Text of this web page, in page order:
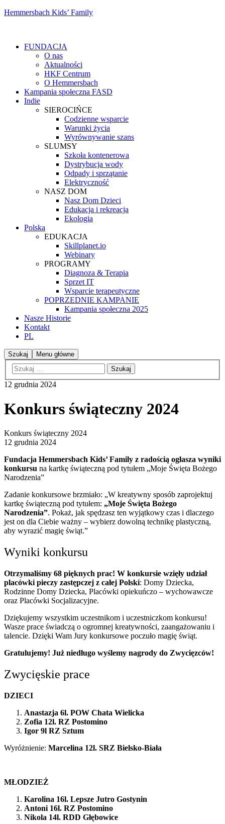
Hemmersbach Kids’ Family
FUNDACJA
O nas
Aktualności
HKF Centrum
O Hemmersbach
Kampania społeczna FASD
Indie
SIEROCIŃCE
Codzienne wsparcie
Warunki życia
Wyrównywanie szans
SLUMSY
Szkoła kontenerowa
Dystrybucja wody
Odpady i sprzątanie
Elektryczność
NASZ DOM
Nasz Dom Dzieci
Edukacja i rekreacja
Ekologia
Polska
EDUKACJA
Skillplanet.io
Webinary
PROGRAMY
Diagnoza & Terapia
Sprzet IT
Wsparcie terapeutyczne
POPRZEDNIE KAMPANIE
Kampania społeczna 2025
Nasze Historie
Kontakt
PL
Szukaj Menu główne
12 grudnia 2024
Konkurs świąteczny 2024
Konkurs świąteczny 2024
12 grudnia 2024
Fundacja Hemmersbach Kids’ Family z radością ogłasza wyniki
konkursu na kartkę świąteczną pod tytułem „Moje Święta Bożego
Narodzenia”
Zadanie konkursowe brzmiało: „W kreatywny sposób zaprojektuj
kartkę świąteczną pod tytułem: „Moje Święta Bożego
Narodzenia”. Pokaż, jak spędzasz ten wyjątkowy czas i dlaczego
jest on dla Ciebie ważny – wybierz dowolną technikę plastyczną,
aby wyrazić magię świąt.”
Wyniki konkursu
Otrzymaliśmy 68 pięknych prac! W konkursie wzięły udział
placówki pieczy zastępczej z całej Polski: Domy Dziecka,
Rodzinne Domy Dziecka, Placówki opiekuńczo – wychowawcze
oraz Placówki Socjalizacyjne.
Dziękujemy wszystkim uczestnikom i uczestniczkom konkursu!
Wasze prace świadczą o ogromnej kreatywności, zaangażowaniu i
talencie. Dzięki Wam Jury konkursowe poczuło magię świąt.
Gratulujemy! Już niedługo wyślemy nagrody do Zwycięzców!
Zwycięskie prace
DZIECI
Anastazja 6l. POW Chata Wielicka
Zofia 12l. RZ Postomino
Igor 9l RZ Sztum
Wyróżnienie: Marcelina 12l. SRZ Bielsko-Biała
MŁODZIEŻ
Karolina 16l. Lepsze Jutro Gostynin
Antoni 16l. RZ Postomino
Nikola 14l. RDD Głębowice